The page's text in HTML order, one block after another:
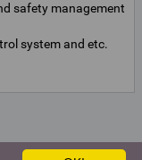
safety management
system and etc.